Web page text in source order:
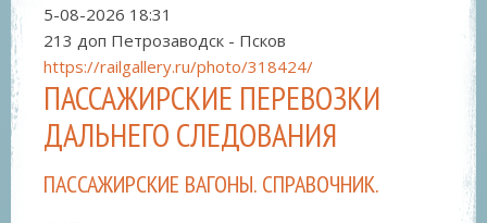
5-08-2026 18:31
213 доп Петрозаводск - Псков
https://railgallery.ru/photo/318424/
ПАССАЖИРСКИЕ ПЕРЕВОЗКИ
ДАЛЬНЕГО СЛЕДОВАНИЯ
ПАССАЖИРСКИЕ ВАГОНЫ. СПРАВОЧНИК.